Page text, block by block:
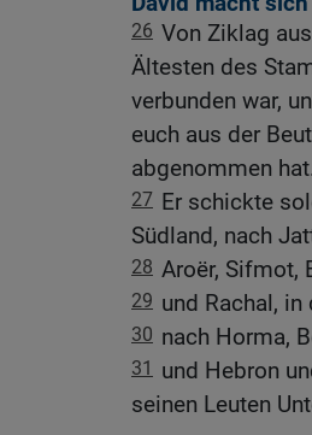
26 Von Ziklag
Ältesten des
verbunden war,
euch aus der
abgenommen
27 Er schickte
Südland, nach
28 Aroër, Sifmot,
29 und Rachal,
30 nach Horma,
31 und Hebron
seinen Leuten